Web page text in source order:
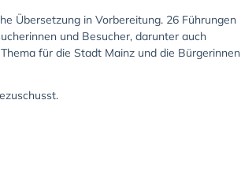
Übersetzung in Vorbereitung. 26 Führungen
und Besucher, darunter auch
für die Stadt Mainz und die Bürgerinnen